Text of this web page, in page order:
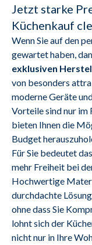
Jetzt starke
Küchenkauf
Wenn Sie auf den
exklusiven
von besonders
moderne Geräte
Vorteile sind nur im
bieten Ihnen die
Budget
Für Sie bedeutet
mehr Freiheit bei
Hochwertige
durchdachte
ohne dass Sie
lohnt sich der
nicht nur in Ihre